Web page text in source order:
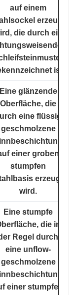
auf einem
erzeugt
die durch ein
ist.
Eine glänzende
Oberfläche, die
eine flüssig
geschmolzene
einer groben
stumpfen
erzeugt
wird.
Eine stumpfe
die in
Regel durch
eine unflow-
geschmolzene
einer stumpfen